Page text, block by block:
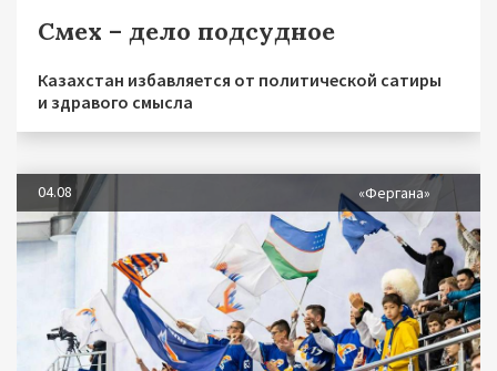
Смех – дело подсудное
Казахстан избавляется от политической сатиры
и здравого смысла
04.08 «Фергана»